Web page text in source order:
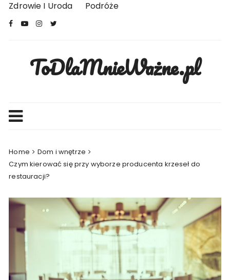
Skip
content
Zdrowie I Uroda Podróże
ToDlaMnieWażne.pl
Home
Dom i wnętrze
Czym kierować się przy wyborze producenta krzeseł do
restauracji?